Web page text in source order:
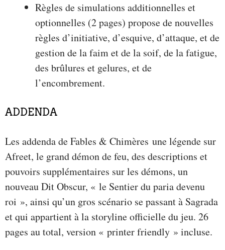
Règles de simulations additionnelles et
optionnelles (2 pages) propose de nouvelles
règles d’initiative, d’esquive, d’attaque, et de
gestion de la faim et de la soif, de la fatigue,
des brûlures et gelures, et de
l’encombrement.
ADDENDA
Les addenda de Fables & Chimères une légende sur
Afreet, le grand démon de feu, des descriptions et
pouvoirs supplémentaires sur les démons, un
nouveau Dit Obscur, « le Sentier du paria devenu
roi », ainsi qu’un gros scénario se passant à Sagrada
et qui appartient à la storyline officielle du jeu. 26
pages au total, version « printer friendly » incluse.